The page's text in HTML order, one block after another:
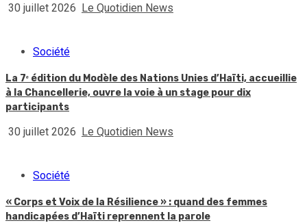
30 juillet 2026 Le Quotidien News
Société
La 7ᵉ édition du Modèle des Nations Unies d’Haïti, accueillie
à la Chancellerie, ouvre la voie à un stage pour dix
participants
30 juillet 2026 Le Quotidien News
Société
« Corps et Voix de la Résilience » : quand des femmes
handicapées d’Haïti reprennent la parole